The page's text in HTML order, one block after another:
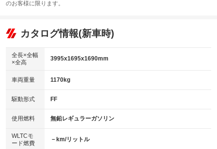
リフトアップ
：装備なし
：装備なし
パワーウィンドウ
アイドリングストップ
：装備あり
USB入力端子
：装備なし
100V電源
：装備なし
センターデフロック
：装備なし
：装備あり
ビジュアル
：装備なし
アルミホイール
：装備なし
HID(キセノンライト)
バックカメラ
エアロ
：装備なし
のお客様に限ります。
カタログ情報(新車時)
全長×全幅
×全高
3995x1695x1690mm
車両重量 1170kg
駆動形式 FF
使用燃料 無鉛レギュラーガソリン
WLTCモ
ード燃費
－km/リットル